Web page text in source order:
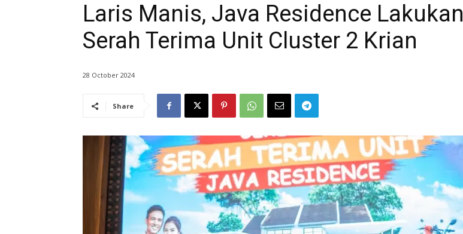
Laris Manis, Java Residence Lakukan
Serah Terima Unit Cluster 2 Krian
28 October 2024
Share